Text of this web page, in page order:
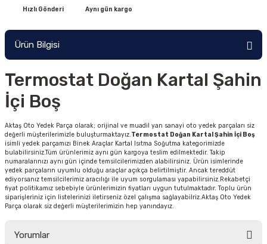
Hızlı Gönderi Aynı gün kargo
Ürün Bilgisi
Termostat Doğan Kartal Şahin
İçi Boş
Aktaş Oto Yedek Parça olarak; orijinal ve muadil yan sanayi oto yedek parçaları siz
değerli müşterilerimizle buluşturmaktayız.Termostat Doğan Kartal Şahin İçi Boş
isimli yedek parçamızı Binek Araçlar Kartal Isıtma Soğutma kategorimizde
bulabilirsiniz.Tüm ürünlerimiz aynı gün kargoya teslim edilmektedir. Takip
numaralarınızı aynı gün içinde temsilcilerimizden alabilirsiniz. Ürün isimlerinde
yedek parçaların uyumlu olduğu araçlar açıkça belirtilmiştir. Ancak tereddüt
ediyorsanız temsilcilerimiz aracılığı ile uyum sorgulaması yapabilirsiniz.Rekabetçi
fiyat politikamız sebebiyle ürünlerimizin fiyatları uygun tutulmaktadır. Toplu ürün
siparişleriniz için listelerinizi iletirseniz özel çalışma sağlayabilriz.Aktaş Oto Yedek
Parça olarak siz değerli müşterilerimizin hep yanındayız.
Yorumlar